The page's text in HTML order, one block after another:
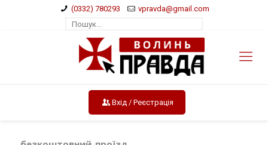
(0332) 780293 vpravda@gmail.com
Вхід / Реєстрація